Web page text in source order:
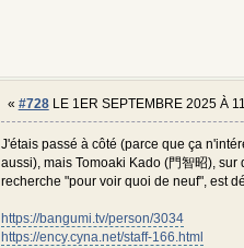
« #728LE 1ER SEPTEMBRE 2025 À
J'étais passé à côté (parce que ça
aussi), mais Tomoaki Kado (門智昭), sur
recherche "pour voir quoi de neuf", est
https://bangumi.tv/person/3034
https://ency.cyna.net/staff-166.html